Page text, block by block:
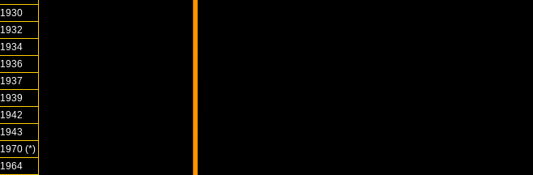
1930
1932
1934
1936
1937
1939
1942
1943
1970 (*)
1964